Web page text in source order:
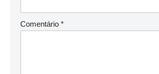
Comentário *